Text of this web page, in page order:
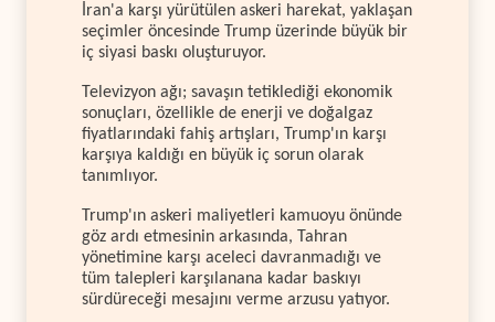
İran'a karşı yürütülen askeri harekat, yaklaşan
seçimler öncesinde Trump üzerinde büyük bir
iç siyasi baskı oluşturuyor.
Televizyon ağı; savaşın tetiklediği ekonomik
sonuçları, özellikle de enerji ve doğalgaz
fiyatlarındaki fahiş artışları, Trump'ın karşı
karşıya kaldığı en büyük iç sorun olarak
tanımlıyor.
Trump'ın askeri maliyetleri kamuoyu önünde
göz ardı etmesinin arkasında, Tahran
yönetimine karşı aceleci davranmadığı ve
tüm talepleri karşılanana kadar baskıyı
sürdüreceği mesajını verme arzusu yatıyor.